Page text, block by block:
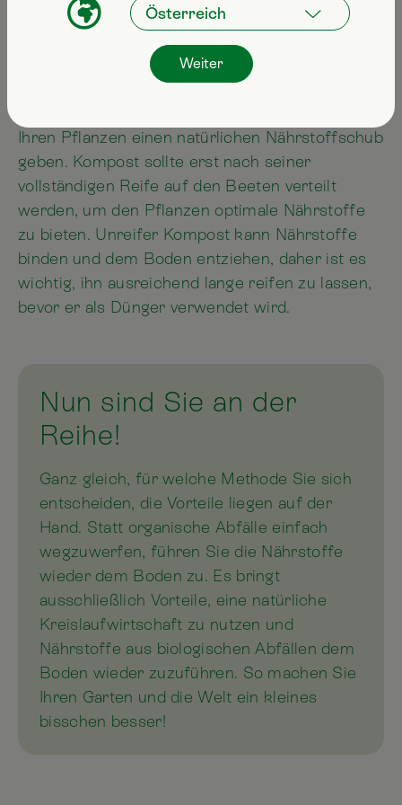
stehen. In dieser Zeit werden die
Bokashi in wertvolle, nährstoffreiche Erde zu
verwandeln. Im Frühling können Sie diese
Ihren Pflanzen einen natürlichen Nährstoffschub
geben. Kompost sollte erst nach seiner
vollständigen Reife auf den Beeten verteilt
werden, um den Pflanzen optimale Nährstoffe
zu bieten. Unreifer Kompost kann Nährstoffe
binden und dem Boden entziehen, daher ist es
wichtig, ihn ausreichend lange reifen zu lassen,
bevor er als Dünger verwendet wird.
Nun sind Sie an der
Reihe!
Ganz gleich, für welche Methode Sie sich
entscheiden, die Vorteile liegen auf der
Hand. Statt organische Abfälle einfach
wegzuwerfen, führen Sie die Nährstoffe
wieder dem Boden zu. Es bringt
ausschließlich Vorteile, eine natürliche
Kreislaufwirtschaft zu nutzen und
Nährstoffe aus biologischen Abfällen dem
Boden wieder zuzuführen. So machen Sie
Ihren Garten und die Welt ein kleines
bisschen besser!
Weiter